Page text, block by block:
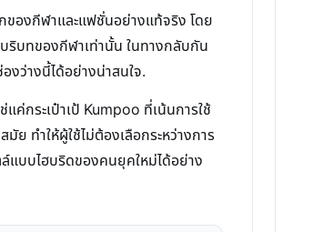
ของกีฬาและแฟชั่นอย่างแท้จริง โดย
ริบทของกีฬาเท่านั้น ในทางกลับกัน
ว่างนี้ได้อย่างน่าสนใจ.
ค่กระเป๋าเป้ Kumpoo ที่เน้นการใช้
ทำให้ผู้ใช้ไม่ต้องเลือกระหว่างการ
แบบไฮบริดของคนยุคใหม่ได้อย่าง